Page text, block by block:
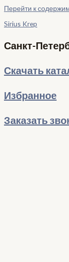
Перейти к
Sirius Krep
Санкт-
Скачать
Избранное
Заказать